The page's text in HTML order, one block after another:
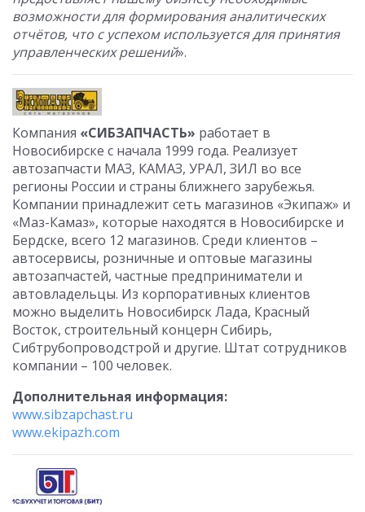
возможности для формирования аналитических
отчётов, что с успехом используется для принятия
управленческих решений».
Компания «СИБЗАПЧАСТЬ» работает в
Новосибирске с начала 1999 года. Реализует
автозапчасти МАЗ, КАМАЗ, УРАЛ, ЗИЛ во все
регионы России и страны ближнего зарубежья.
Компании принадлежит сеть магазинов «Экипаж» и
«Маз-Камаз», которые находятся в Новосибирске и
Бердске, всего 12 магазинов. Среди клиентов –
автосервисы, розничные и оптовые магазины
автозапчастей, частные предприниматели и
автовладельцы. Из корпоративных клиентов
можно выделить Новосибирск Лада, Красный
Восток, строительный концерн Сибирь,
Сибтрубопроводстрой и другие. Штат сотрудников
компании – 100 человек.
Дополнительная информация:
www.sibzapchast.ru
www.ekipazh.com